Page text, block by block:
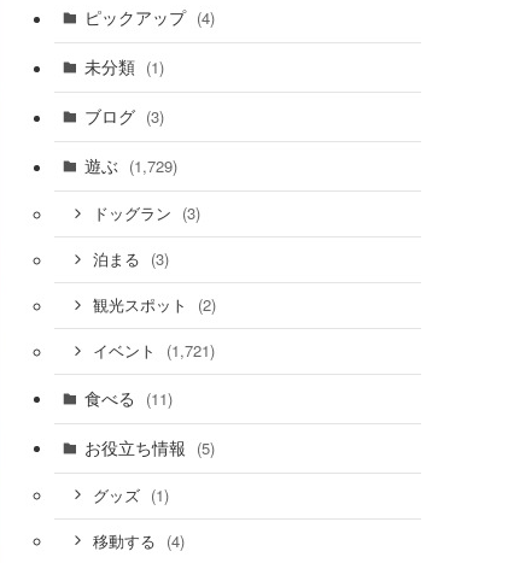
ピックアップ (4)
未分類 (1)
ブログ (3)
遊ぶ (1,729)
ドッグラン (3)
泊まる (3)
観光スポット (2)
イベント (1,721)
食べる (11)
お役立ち情報 (5)
グッズ (1)
移動する (4)